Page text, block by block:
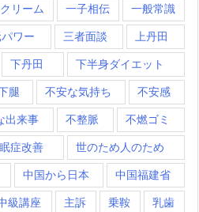
リーム 一子相伝 一般常識
ワー 三者面談 上丹田
下丹田 下半身ダイエット
腿 不安な気持ち 不安感
出来事 不整脈 不燃ゴミ
症改善 世のため人のため
中国から日本 中国福建省
級講座 主訴 乗鞍 乳歯